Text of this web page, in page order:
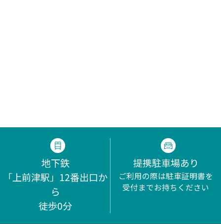
地下鉄
「上前津駅」12番出口か
ら
徒歩0分
提携駐車場あり
ご利用の際は駐車証明書を
受付までお持ちください